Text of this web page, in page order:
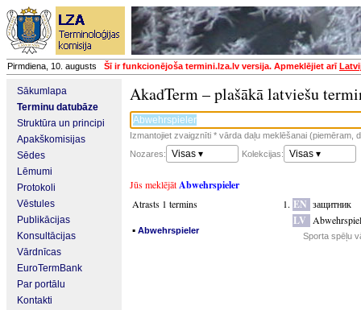
Pirmdiena, 10. augusts Šī ir funkcionējoša termini.lza.lv versija. Apmeklējiet arī
Sākumlapa
Terminu datubāze
Struktūra un principi
Apakškomisijas
Sēdes
Lēmumi
Protokoli
Vēstules
Publikācijas
Konsultācijas
Vārdnīcas
EuroTermBank
Par portālu
Kontakti
AkadTerm – plašākā latviešu
Izmantojiet zvaigznīti * vārda daļu meklēšanai (piemēram,
Nozares:
Visas ▾ Kolekcijas: Visas ▾
Jūs meklējātAbwehrspieler
Atrasts 1 termins
▪ Abwehrspieler
EN защитник
LV
Sporta spēļu